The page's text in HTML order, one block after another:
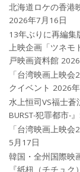
北海道ロケの香港
2026年7月16日
13年ぶりに再編集
上映企画「ツネモ
戸映画資料館
「台湾映画上映
クイベント 2026
水上恒司VS福士蒼
BURST-犯罪都市-
「台湾映画上映
5月17日
韓国・全州国際映
『紙杻（チチュ